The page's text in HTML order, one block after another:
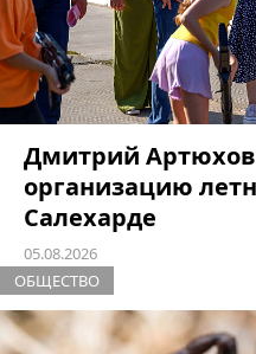
Дмитрий
организацию
Салехарде
05.08.2026
ОБЩЕСТВО